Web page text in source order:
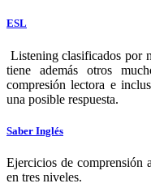
ESL
Listening clasificados por
tiene además otros
compresión lectora e
una posible respuesta.
Saber Inglés
Ejercicios de comprensión
en tres niveles.